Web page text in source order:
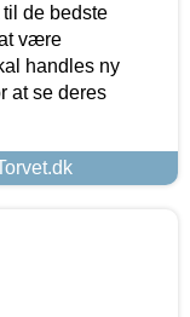
de bedste
være
handles ny
at se deres